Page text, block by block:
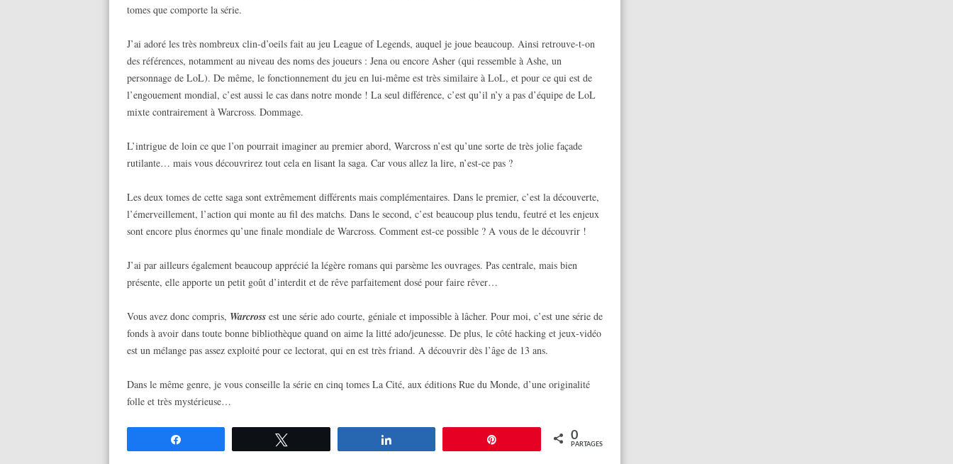
tomes que comporte la série.
J’ai adoré les très nombreux clin-d’oeils fait au jeu League of Legends, auquel je joue beaucoup. Ainsi retrouve-t-on
des références, notamment au niveau des noms des joueurs : Jena ou encore Asher (qui ressemble à Ashe, un
personnage de LoL). De même, le fonctionnement du jeu en lui-même est très similaire à LoL, et pour ce qui est de
l’engouement mondial, c’est aussi le cas dans notre monde ! La seul différence, c’est qu’il n’y a pas d’équipe de LoL
mixte contrairement à Warcross. Dommage.
L’intrigue de loin ce que l’on pourrait imaginer au premier abord, Warcross n’est qu’une sorte de très jolie façade
rutilante… mais vous découvrirez tout cela en lisant la saga. Car vous allez la lire, n’est-ce pas ?
Les deux tomes de cette saga sont extrêmement différents mais complémentaires. Dans le premier, c’est la découverte,
l’émerveillement, l’action qui monte au fil des matchs. Dans le second, c’est beaucoup plus tendu, feutré et les enjeux
sont encore plus énormes qu’une finale mondiale de Warcross. Comment est-ce possible ? A vous de le découvrir !
J’ai par ailleurs également beaucoup apprécié la légère romans qui parsème les ouvrages. Pas centrale, mais bien
présente, elle apporte un petit goût d’interdit et de rêve parfaitement dosé pour faire rêver…
Vous avez donc compris, Warcross est une série ado courte, géniale et impossible à lâcher. Pour moi, c’est une série de
fonds à avoir dans toute bonne bibliothèque quand on aime la litté ado/jeunesse. De plus, le côté hacking et jeux-vidéo
est un mélange pas assez exploité pour ce lectorat, qui en est très friand. A découvrir dès l’âge de 13 ans.
Dans le même genre, je vous conseille la série en cinq tomes La Cité, aux éditions Rue du Monde, d’une originalité
folle et très mystérieuse…
0
PARTAGES